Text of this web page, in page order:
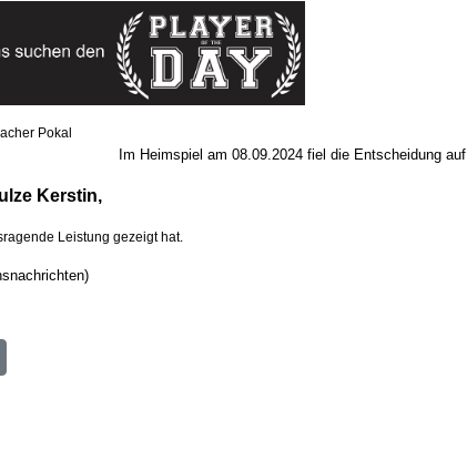
Im Heimspiel am 08.09.2024 fiel die Entscheidung auf
Kerstin,
Leistung gezeigt hat.
⚽️ Spieler des Tages in Albachten